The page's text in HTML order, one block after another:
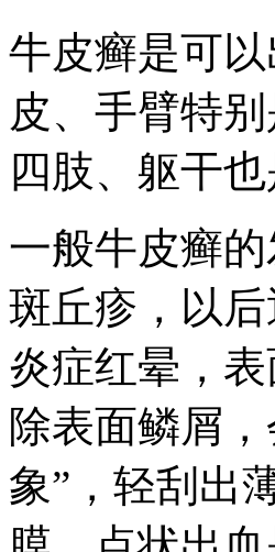
牛皮癣是可
皮、手臂特
四肢、躯干
一般牛皮癣
斑丘疹，以
炎症红晕，
除表面鳞屑
象”，轻刮出